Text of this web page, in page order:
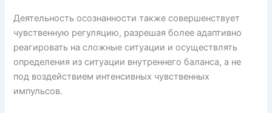
Деятельность осознанности также совершенствует
чувственную регуляцию, разрешая более адаптивно
реагировать на сложные ситуации и осуществлять
определения из ситуации внутреннего баланса, а не
под воздействием интенсивных чувственных
импульсов.